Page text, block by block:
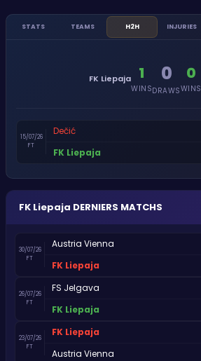
STATS TEAMS H2H INJURIES
FK Liepaja 1
WINS
0
DRAWS
0
WINS
15/07/26
FT
Dečić
FK Liepaja
FK Liepaja DERNIERS MATCHS
30/07/26
FT
Austria Vienna
FK Liepaja
26/07/26
FT
FS Jelgava
FK Liepaja
23/07/26
FT
FK Liepaja
Austria Vienna